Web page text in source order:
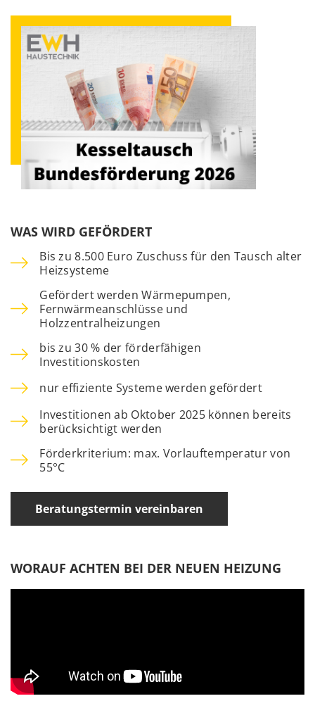
WAS WIRD GEFÖRDERT
Bis zu 8.500 Euro Zuschuss für den Tausch alter
Heizsysteme
Gefördert werden Wärmepumpen,
Fernwärmeanschlüsse und
Holzzentralheizungen
bis zu 30 % der förderfähigen
Investitionskosten
nur effiziente Systeme werden gefördert
Investitionen ab Oktober 2025 können bereits
berücksichtigt werden
Förderkriterium: max. Vorlauftemperatur von
55°C
Beratungstermin vereinbaren
WORAUF ACHTEN BEI DER NEUEN HEIZUNG